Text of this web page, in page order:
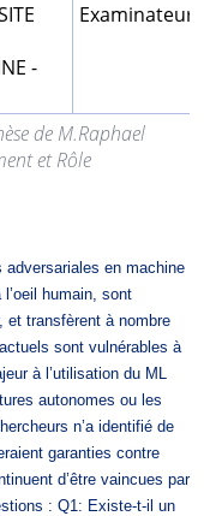
de M.Raphael
et Rôle
-
Examinateur
adversariales en machine
humain, sont
et transfèrent à nombre
sont vulnérables à
à l’utilisation du ML
autonomes ou les
n’a identifié de
garanties contre
d’être vaincues par
: Q1: Existe-t-il un